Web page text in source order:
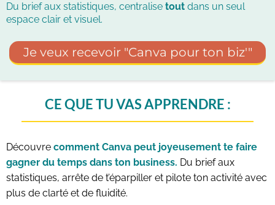
Du brief aux statistiques, centralise tout dans un seul
espace clair et visuel.
Je veux recevoir "Canva pour ton biz'"
CE QUE TU VAS APPRENDRE :
Découvre comment Canva peut joyeusement te faire
gagner du temps dans ton business. Du brief aux
statistiques, arrête de t’éparpiller et pilote ton activité avec
plus de clarté et de fluidité.